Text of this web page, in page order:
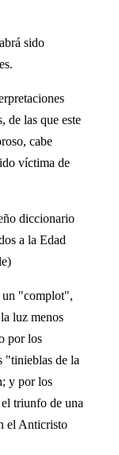
sido
de las que este
cabe
víctima de
diccionario
a la Edad
un "complot",
luz menos
por los
"tinieblas de la
y por los
triunfo de una
el Anticristo